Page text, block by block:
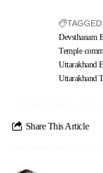
TAGGED:
Devsthanam
Temple
Uttarakhand
Uttarakhand
Share This Article